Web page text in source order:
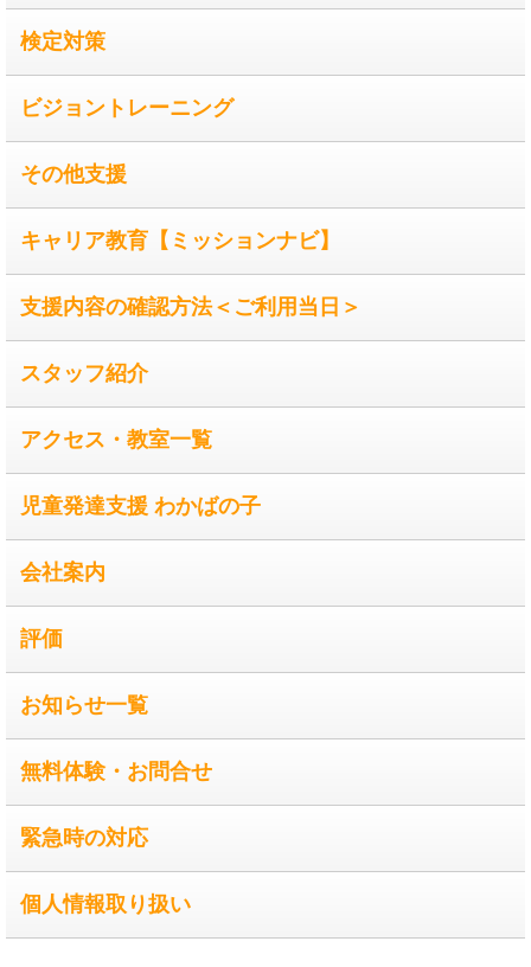
検定対策
ビジョントレーニング
その他支援
キャリア教育【ミッションナビ】
支援内容の確認方法＜ご利用当日＞
スタッフ紹介
アクセス・教室一覧
児童発達支援 わかばの子
会社案内
評価
お知らせ一覧
無料体験・お問合せ
緊急時の対応
個人情報取り扱い